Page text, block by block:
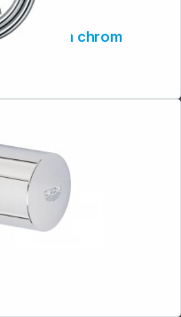
Hansgrohe Isiflex Brauseschlauch 160cm chrom